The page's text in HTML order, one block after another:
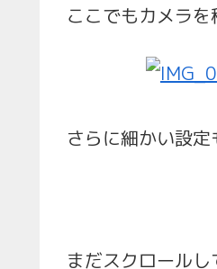
ここでもカメラ
さらに細かい設定
まだスクロール